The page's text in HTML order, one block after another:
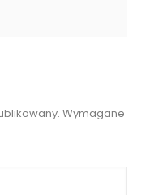
Wymagane